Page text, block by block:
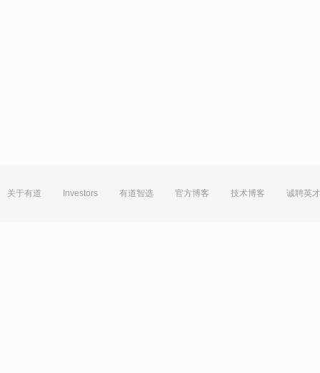
关于有道 Investors 有道智选 官方博客 技术博客 诚聘英才